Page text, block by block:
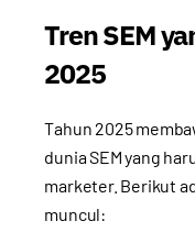
Tren SEM
2025
Tahun 2025
dunia SEM yang
marketer. Berikut
muncul: